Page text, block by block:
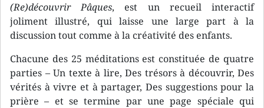
(Re)découvrir Pâques, est un recueil interactif
joliment illustré, qui laisse une large part à la
discussion tout comme à la créativité des enfants.
Chacune des 25 méditations est constituée de quatre
parties – Un texte à lire, Des trésors à découvrir, Des
vérités à vivre et à partager, Des suggestions pour la
prière – et se termine par une page spéciale qui